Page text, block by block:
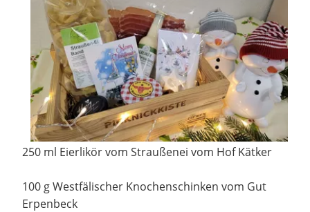
250 ml Eierlikör vom Straußenei vom Hof Kätker
100 g Westfälischer Knochenschinken vom Gut
Erpenbeck